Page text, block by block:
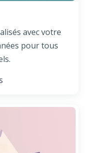
avec votre
pour tous